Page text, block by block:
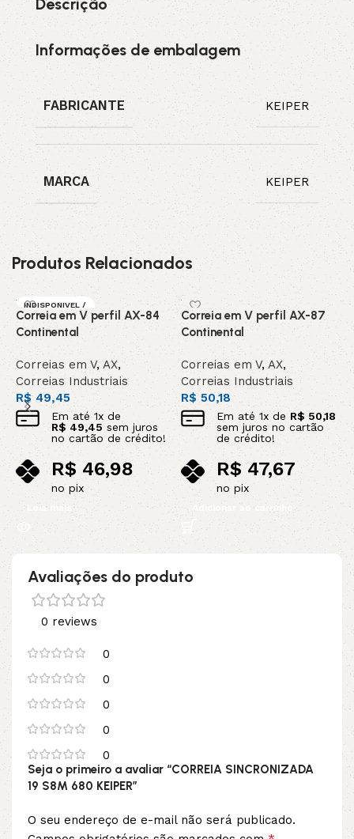
Descrição
Informações de embalagem
FABRICANTE KEIPER
MARCA KEIPER
Produtos Relacionados
INDISPONIVEL /
SOB ENCOMEN
DA
Correia em V perfil AX-84
Continental
Correias em V, AX,
Correias Industriais
R$49,45
Em até1x de
R$ 49,45 sem juros
no cartão de crédito!
R$ 46,98
no pix
Leia mais
Correia em V perfil AX-87
Continental
Correias em V, AX,
Correias Industriais
R$50,18
Em até 1x deR$50,18
sem juros no cartão
de crédito!
R$ 47,67
no pix
Adicionar ao carrinho
Avaliações do produto
0 reviews
0
0
0
0
0
Seja o primeiro a avaliar “CORREIA SINCRONIZADA
19 S8M 680 KEIPER”
O seu endereço de e-mail não será publicado.